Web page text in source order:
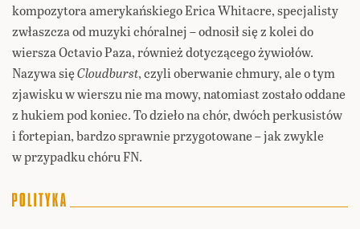
kompozytora amerykańskiego Erica Whitacre, specjalisty
zwłaszcza od muzyki chóralnej – odnosił się z kolei do
wiersza Octavio Paza, również dotyczącego żywiołów.
Nazywa sięCloudburst, czyli oberwanie chmury, ale o tym
zjawisku w wierszu nie ma mowy, natomiast zostało oddane
z hukiem pod koniec. To dzieło na chór, dwóch perkusistów
i fortepian, bardzo sprawnie przygotowane – jak zwykle
w przypadku chóru FN.